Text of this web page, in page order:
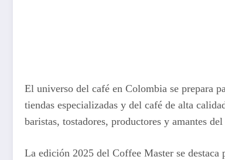
El universo del café en Colombia se prepara
tiendas especializadas y del café de alta
baristas, tostadores, productores y amantes
La edición 2025 del Coffee Master se